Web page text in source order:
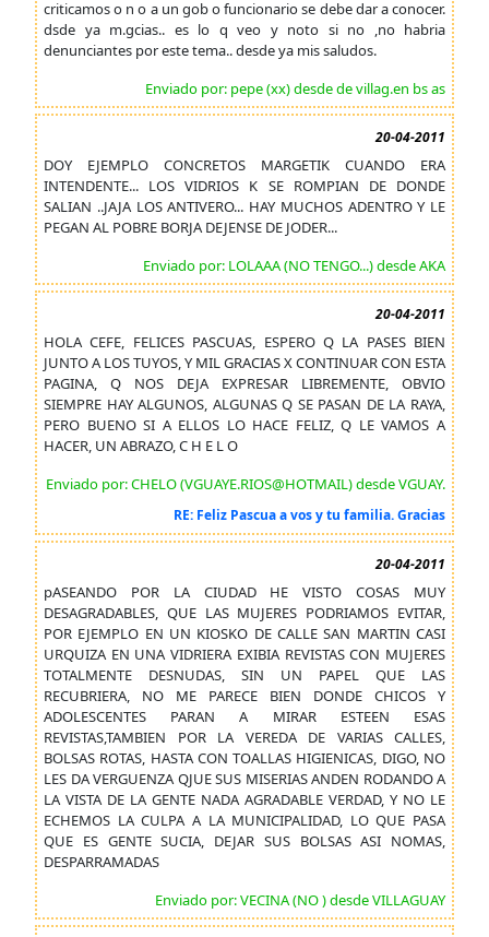
criticamos o n o a un gob o funcionario se debe dar a conocer.
dsde ya m.gcias.. es lo q veo y noto si no ,no habria
denunciantes por este tema.. desde ya mis saludos.
Enviado por: pepe (xx) desde de villag.en bs as
20-04-2011
DOY EJEMPLO CONCRETOS MARGETIK CUANDO ERA
INTENDENTE... LOS VIDRIOS K SE ROMPIAN DE DONDE
SALIAN ..JAJA LOS ANTIVERO... HAY MUCHOS ADENTRO Y LE
PEGAN AL POBRE BORJA DEJENSE DE JODER...
Enviado por: LOLAAA (NO TENGO...) desde AKA
20-04-2011
HOLA CEFE, FELICES PASCUAS, ESPERO Q LA PASES BIEN
JUNTO A LOS TUYOS, Y MIL GRACIAS X CONTINUAR CON ESTA
PAGINA, Q NOS DEJA EXPRESAR LIBREMENTE, OBVIO
SIEMPRE HAY ALGUNOS, ALGUNAS Q SE PASAN DE LA RAYA,
PERO BUENO SI A ELLOS LO HACE FELIZ, Q LE VAMOS A
HACER, UN ABRAZO, C H E L O
Enviado por: CHELO (VGUAYE.RIOS@HOTMAIL) desde VGUAY.
RE: Feliz Pascua a vos y tu familia. Gracias
20-04-2011
pASEANDO POR LA CIUDAD HE VISTO COSAS MUY
DESAGRADABLES, QUE LAS MUJERES PODRIAMOS EVITAR,
POR EJEMPLO EN UN KIOSKO DE CALLE SAN MARTIN CASI
URQUIZA EN UNA VIDRIERA EXIBIA REVISTAS CON MUJERES
TOTALMENTE DESNUDAS, SIN UN PAPEL QUE LAS
RECUBRIERA, NO ME PARECE BIEN DONDE CHICOS Y
ADOLESCENTES PARAN A MIRAR ESTEEN ESAS
REVISTAS,TAMBIEN POR LA VEREDA DE VARIAS CALLES,
BOLSAS ROTAS, HASTA CON TOALLAS HIGIENICAS, DIGO, NO
LES DA VERGUENZA QJUE SUS MISERIAS ANDEN RODANDO A
LA VISTA DE LA GENTE NADA AGRADABLE VERDAD, Y NO LE
ECHEMOS LA CULPA A LA MUNICIPALIDAD, LO QUE PASA
QUE ES GENTE SUCIA, DEJAR SUS BOLSAS ASI NOMAS,
DESPARRAMADAS
Enviado por: VECINA (NO ) desde VILLAGUAY